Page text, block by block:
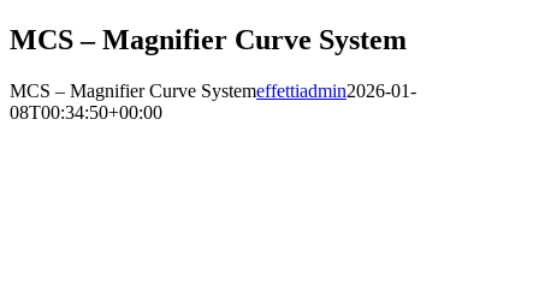
MCS – Magnifier Curve System
MCS – Magnifier Curve Systemeffettiadmin2026-01-
08T00:34:50+00:00